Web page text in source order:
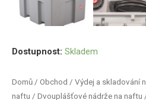
Domů / Obchod / Výdej a skladování
naftu / Dvouplášťové nádrže na naftu
Dostupnost: Skladem